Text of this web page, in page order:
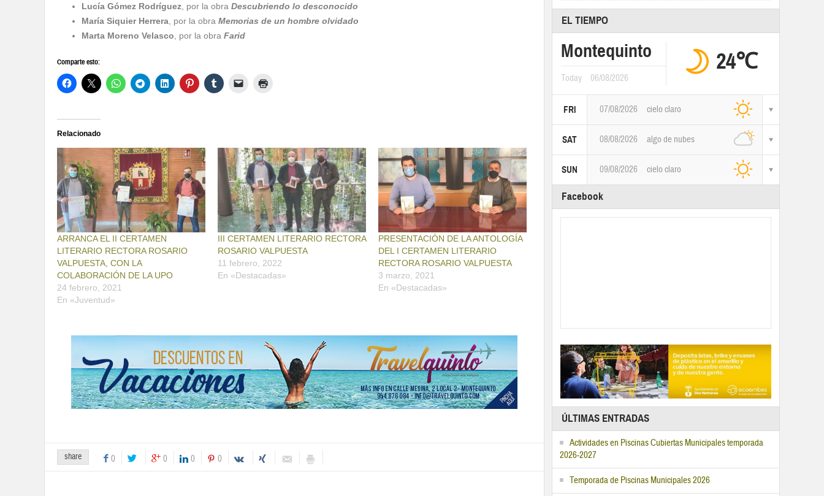
Lucía Gómez Rodríguez , por la obra Descubriendo lo desconocido
María Siquier Herrera , por la obra Memorias de un hombre olvidado
Marta Moreno Velasco , por la obra Farid
Comparte esto:
Relacionado
ARRANCA EL II CERTAMEN
LITERARIO RECTORA ROSARIO
VALPUESTA, CON LA
COLABORACIÓN DE LA UPO
24 febrero, 2021
En «Juventud»
III CERTAMEN LITERARIO RECTORA
ROSARIO VALPUESTA
11 febrero, 2022
En «Destacadas»
PRESENTACIÓN DE LA ANTOLOGÍA
DEL I CERTAMEN LITERARIO
RECTORA ROSARIO VALPUESTA
3 marzo, 2021
En «Destacadas»
share 0 0 0 0
EL TIEMPO
Montequinto
Today 06/08/2026
24℃
FRI 07/08/2026 cielo claro
SAT 08/08/2026 algo de nubes
SUN 09/08/2026 cielo claro
Facebook
ÚLTIMAS ENTRADAS
Actividades en Piscinas Cubiertas Municipales temporada
2026-2027
Temporada de Piscinas Municipales 2026